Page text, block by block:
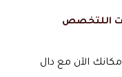
اللتخصص
الآن مع دال